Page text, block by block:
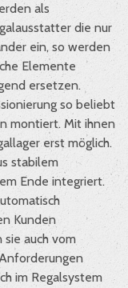
als
die nur
ein, so werden
Elemente
ersetzen.
so beliebt
montiert. Mit ihnen
erst möglich.
stabilem
Ende integriert.
Kunden
auch vom
im Regalsystem